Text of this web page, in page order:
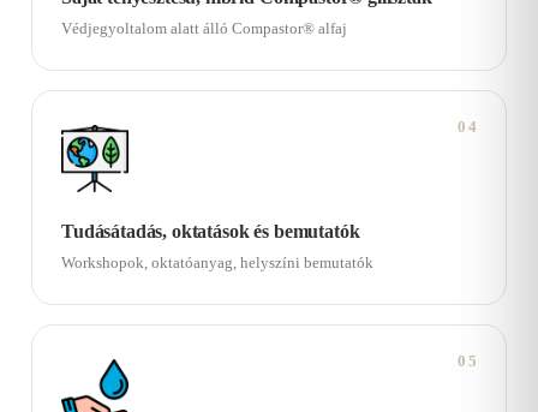
Védjegyoltalom alatt álló Compastor® alfaj
04
Tudásátadás, oktatások és bemutatók
Workshopok, oktatóanyag, helyszíni bemutatók
05